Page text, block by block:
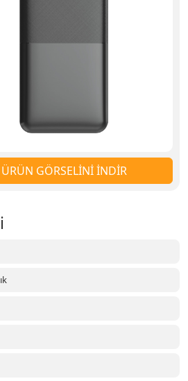
ÜRÜN GÖRSELİNİ İNDİR